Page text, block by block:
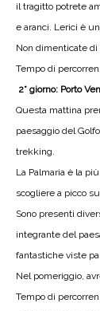
il tragitto potrete
e aranci. Lerici è
Non dimenticate di
Tempo di
2° giorno: Porto
Questa mattina
paesaggio del
trekking.
La Palmaria è la
scogliere a picco
Sono presenti
integrante del
fantastiche viste
Nel pomeriggio,
Tempo di